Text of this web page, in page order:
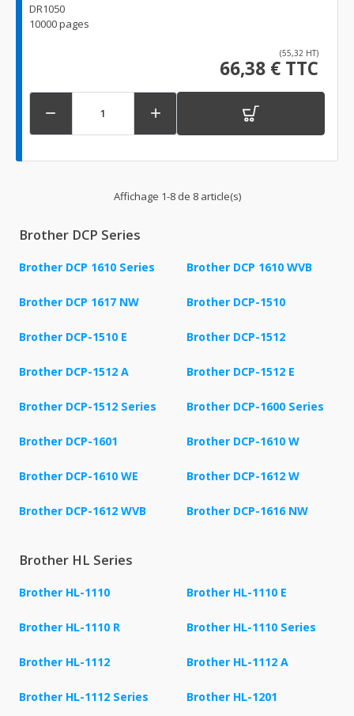
DR1050
10000 pages
(55,32 HT)
66,38 € TTC
 
Affichage 1-8 de 8 article(s)
Brother DCP Series
Brother DCP 1610 Series Brother DCP 1610 WVB
Brother DCP 1617 NW Brother DCP-1510
Brother DCP-1510 E Brother DCP-1512
Brother DCP-1512 A Brother DCP-1512 E
Brother DCP-1512 Series Brother DCP-1600 Series
Brother DCP-1601 Brother DCP-1610 W
Brother DCP-1610 WE Brother DCP-1612 W
Brother DCP-1612 WVB Brother DCP-1616 NW
Brother HL Series
Brother HL-1110 Brother HL-1110 E
Brother HL-1110 R Brother HL-1110 Series
Brother HL-1112 Brother HL-1112 A
Brother HL-1112 Series Brother HL-1201